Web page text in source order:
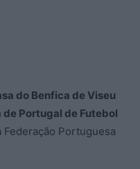
do Benfica de Viseu
de Portugal de Futebol
Portuguesa